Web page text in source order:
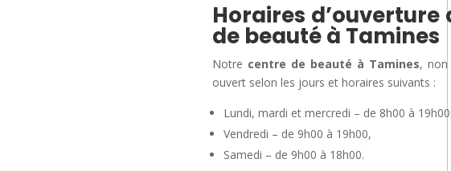
Horaires
de beauté à Tamines
Notre centre de beauté à Tamines,
ouvert selon les jours et horaires suivants :
Lundi, mardi et mercredi – de 8h00 à
Vendredi – de 9h00 à 19h00,
Samedi – de 9h00 à 18h00.